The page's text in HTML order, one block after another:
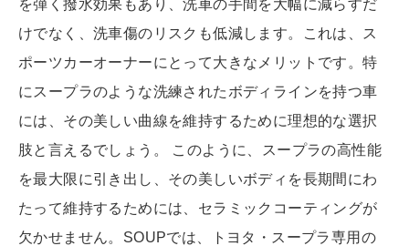
を弾く撥水効果もあり、洗車の手間を大幅に減らすだ
けでなく、洗車傷のリスクも低減します。これは、ス
ポーツカーオーナーにとって大きなメリットです。特
にスープラのような洗練されたボディラインを持つ車
には、その美しい曲線を維持するために理想的な選択
肢と言えるでしょう。 このように、スープラの高性能
を最大限に引き出し、その美しいボディを長期間にわ
たって維持するためには、セラミックコーティングが
欠かせません。SOUPでは、トヨタ・スープラ専用の